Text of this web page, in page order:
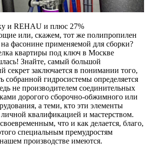
и REHAU и плюс 27%
или, скажем, тот же полипропилен
фасонине применяемой для сборки?
квартиры под ключ в Москве
Знайте, самый большой
секрет заключается в понимании того,
собранной гидросистемы определяется
не производителем соединительных
дорогого сборочно-обжимного или
а теми, кто эти элементы
квалификацией и мастерством.
что и как делается, благо,
специальным премудростям
производстве имеются.